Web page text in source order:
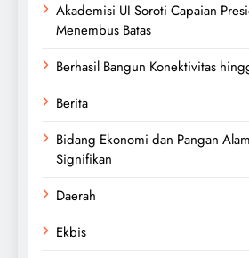
Akademisi UI Soroti Capaian
Menembus Batas
Berhasil Bangun Konektivitas
Berita
Bidang Ekonomi dan Pangan
Signifikan
Daerah
Ekbis